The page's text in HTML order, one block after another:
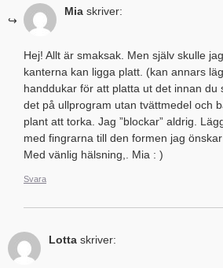
Mia skriver:
Hej! Allt är smaksak. Men själv skulle
kanterna kan ligga platt. (kan annars
handdukar för att platta ut det innan du
det på ullprogram utan tvättmedel och
plant att torka. Jag ”blockar” aldrig.
med fingrarna till den formen jag
Med vänlig hälsning,. Mia : )
Svara
Lotta skriver: